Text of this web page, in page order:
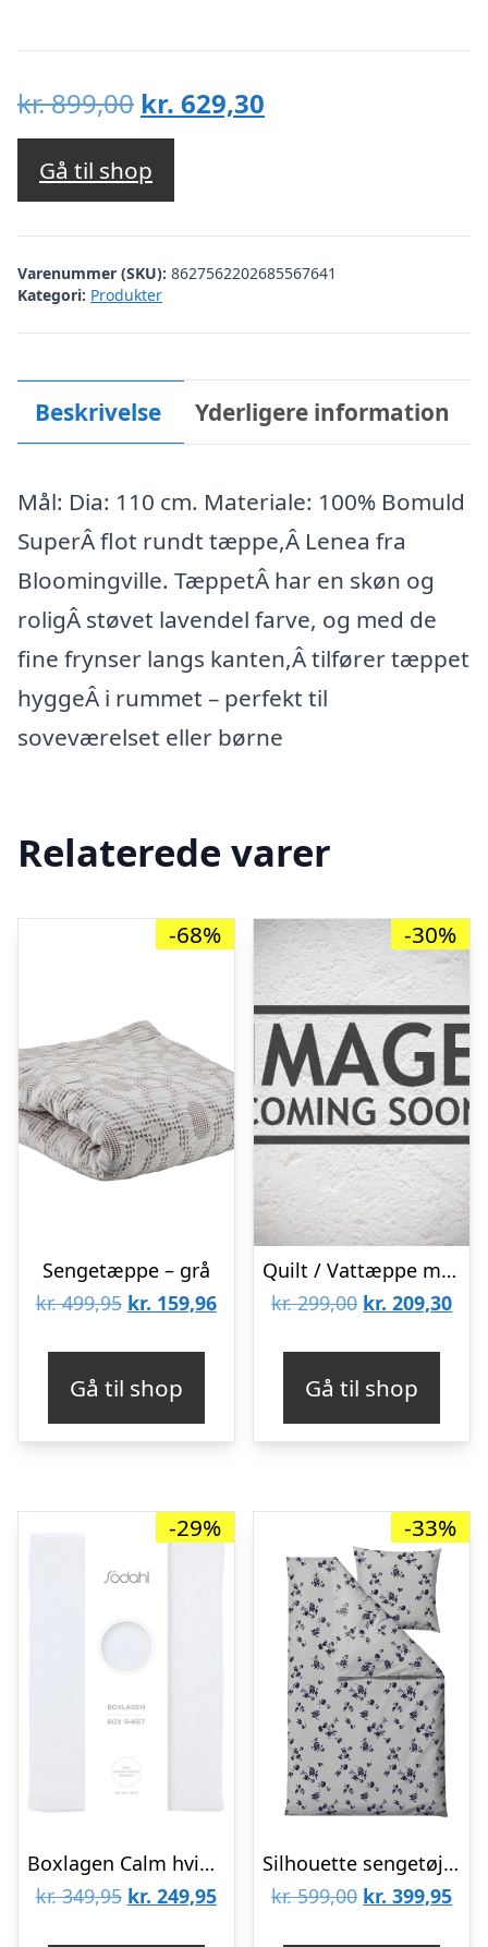
kr.899,00 Den
oprindelige
pris
var:
kr. 899,00.
kr. 629,30
kr. 629,30.
Gå til shop
Varenummer (SKU): 8627562202685567641
Kategori: Produkter
Beskrivelse Yderligere information
Mål: Dia: 110 cm. Materiale: 100% Bomuld
SuperÂ flot rundt tæppe,Â Lenea fra
Bloomingville. TæppetÂ har en skøn og
roligÂ støvet lavendel farve, og med de
fine frynser langs kanten,Â tilfører tæppet
hyggeÂ i rummet – perfekt til
soveværelset eller børne
Relaterede varer
-68%
Sengetæppe – grå
kr.499,95 Den
kr. 499,95.
kr. 159,96Den
kr. 159,96.
Gå til shop
-30%
Quilt / Vattæppe m/ hvide, sorte & gråblå striber – Ib Laursen 130×180
kr.299,00 Den
kr. 299,00.
kr. 209,30Den
kr.
Gå til shop
-29%
Boxlagen Calm hvid – 140x200x30 cm
kr.349,95 Den
kr. 249,95Den
-33%
Silhouette sengetøj – Cloud Grey
kr.599,00 Den
kr. 399,95Den